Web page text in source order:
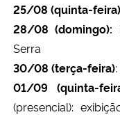
25/08 (quinta-
28/08 (domingo):
Serra
30/08 (terça-feira)
01/09 (quinta-
(presencial):